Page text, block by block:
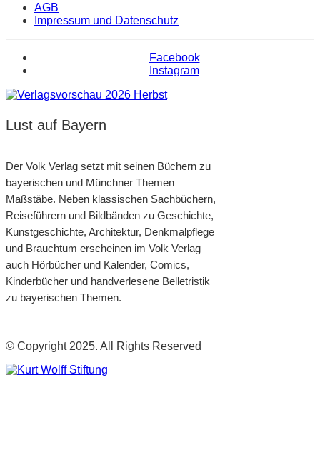
AGB
Impressum und Datenschutz
Facebook
Instagram
Lust auf Bayern
Der Volk Verlag setzt mit seinen Büchern zu
bayerischen und Münchner Themen
Maßstäbe. Neben klassischen Sachbüchern,
Reiseführern und Bildbänden zu Geschichte,
Kunstgeschichte, Architektur, Denkmalpflege
und Brauchtum erscheinen im Volk Verlag
auch Hörbücher und Kalender, Comics,
Kinderbücher und handverlesene Belletristik
zu bayerischen Themen.
© Copyright 2025. All Rights Reserved